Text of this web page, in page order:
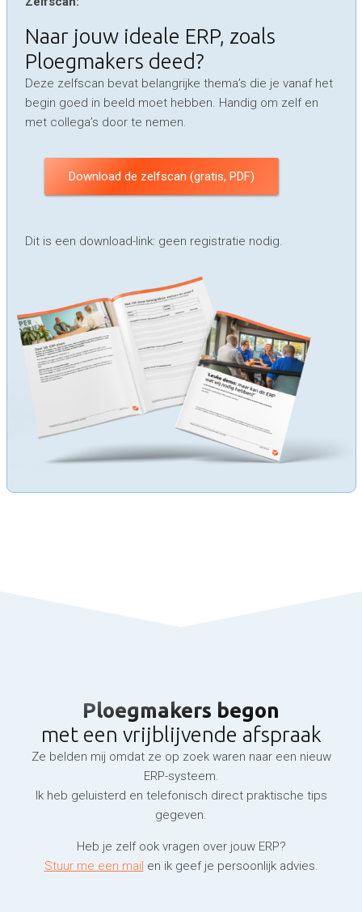
Naar jouw ideale ERP, zoals
Ploegmakers deed?
Deze zelfscan bevat belangrijke thema’s die je vanaf het
begin goed in beeld moet hebben. Handig om zelf en
met collega’s door te nemen.
Download de zelfscan (gratis, PDF)
Dit is een download-link: geen registratie nodig.
Ploegmakers begon
met een vrijblijvende afspraak
Ze belden mij omdat ze op zoek waren naar een nieuw
ERP-systeem.
Ik heb geluisterd en telefonisch direct praktische tips
gegeven.
Heb je zelf ook vragen over jouw ERP?
Stuur me een mail en ik geef je persoonlijk advies.